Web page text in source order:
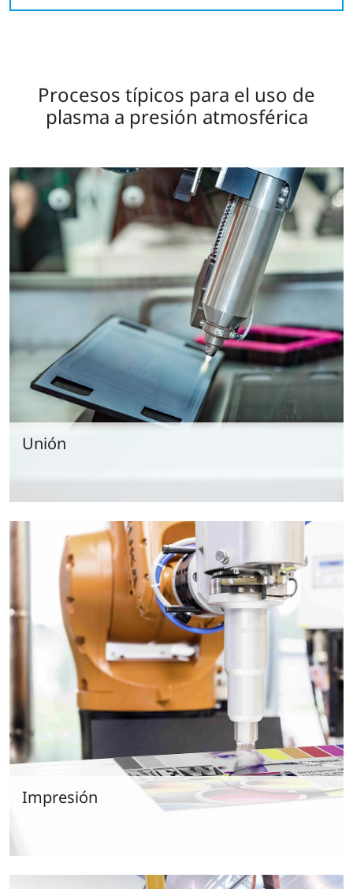
Procesos típicos para el uso de
plasma a presión atmosférica
Unión
Impresión